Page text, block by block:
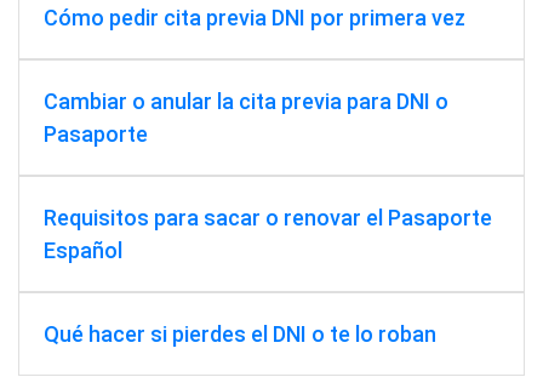
Cómo pedir cita previa DNI por primera vez
Cambiar o anular la cita previa para DNI o
Pasaporte
Requisitos para sacar o renovar el Pasaporte
Español
Qué hacer si pierdes el DNI o te lo roban